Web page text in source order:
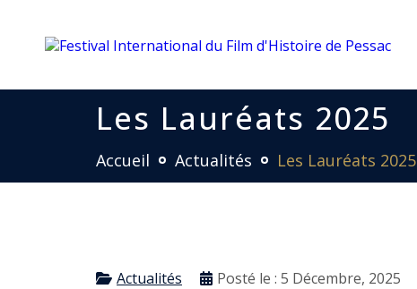
Les Lauréats 2025
Accueil Actualités Les Lauréats 2025
Actualités Posté le : 5 Décembre, 2025